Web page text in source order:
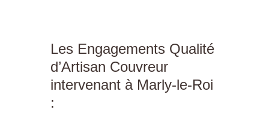
Les Engagements Qualité
d’Artisan Couvreur
intervenant à Marly-le-Roi
: